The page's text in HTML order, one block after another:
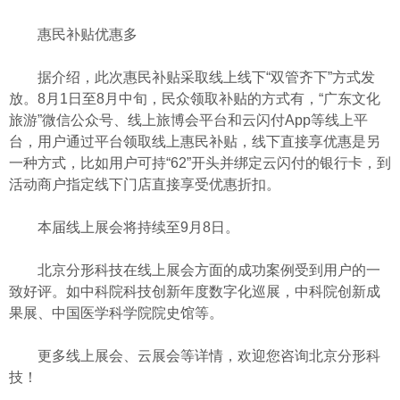
惠民补贴优惠多
据介绍，此次惠民补贴采取线上线下“双管齐下”方式发
放。8月1日至8月中旬，民众领取补贴的方式有，“广东文化
旅游”微信公众号、线上旅博会平台和云闪付App等线上平
台，用户通过平台领取线上惠民补贴，线下直接享优惠是另
一种方式，比如用户可持“62”开头并绑定云闪付的银行卡，到
活动商户指定线下门店直接享受优惠折扣。
本届线上展会将持续至9月8日。
北京分形科技在线上展会方面的成功案例受到用户的一
致好评。如中科院科技创新年度数字化巡展，中科院创新成
果展、中国医学科学院院史馆等。
更多线上展会、云展会等详情，欢迎您咨询北京分形科
技！